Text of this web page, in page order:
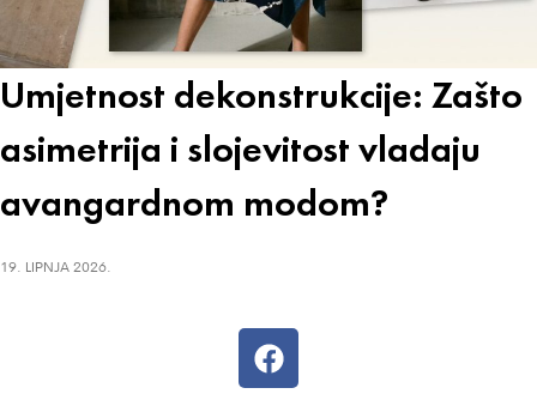
Umjetnost dekonstrukcije: Zašto
asimetrija i slojevitost vladaju
avangardnom modom?
19. LIPNJA 2026.